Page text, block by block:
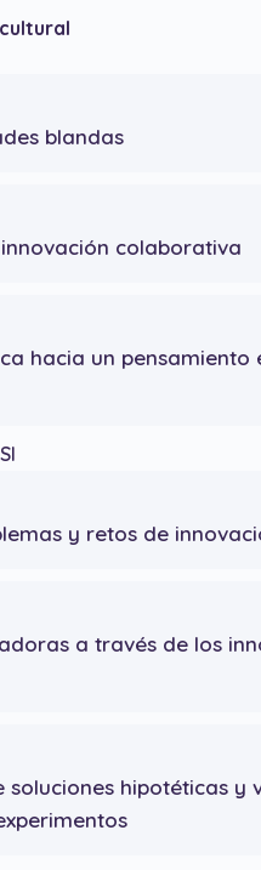
blandas
colaborativa
hacia un pensamiento
y retos de
a través de los
soluciones hipotéticas y